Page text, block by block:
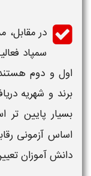
در
سمپاد
اول و دوم
برند و شهریه
بسیار پایین‌ تر
اساس آزمونی
دانش‌ آموزان